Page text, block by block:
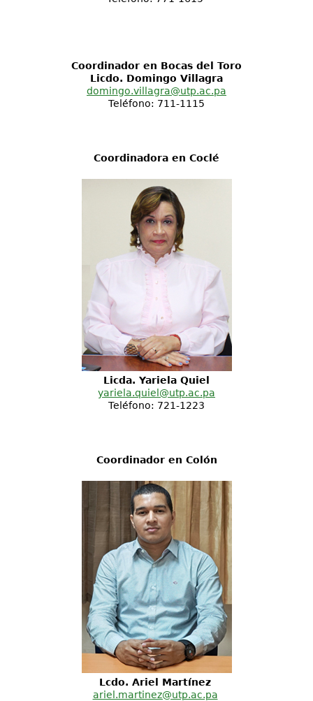
Coordinador en Bocas del Toro
Licdo. Domingo Villagra
domingo.villagra@utp.ac.pa
Teléfono: 711-1115
Coordinadora en Coclé
Licda. Yariela Quiel
yariela.quiel@utp.ac.pa
Teléfono: 721-1223
Coordinador en Colón
Lcdo. Ariel Martínez
ariel.martinez@utp.ac.pa